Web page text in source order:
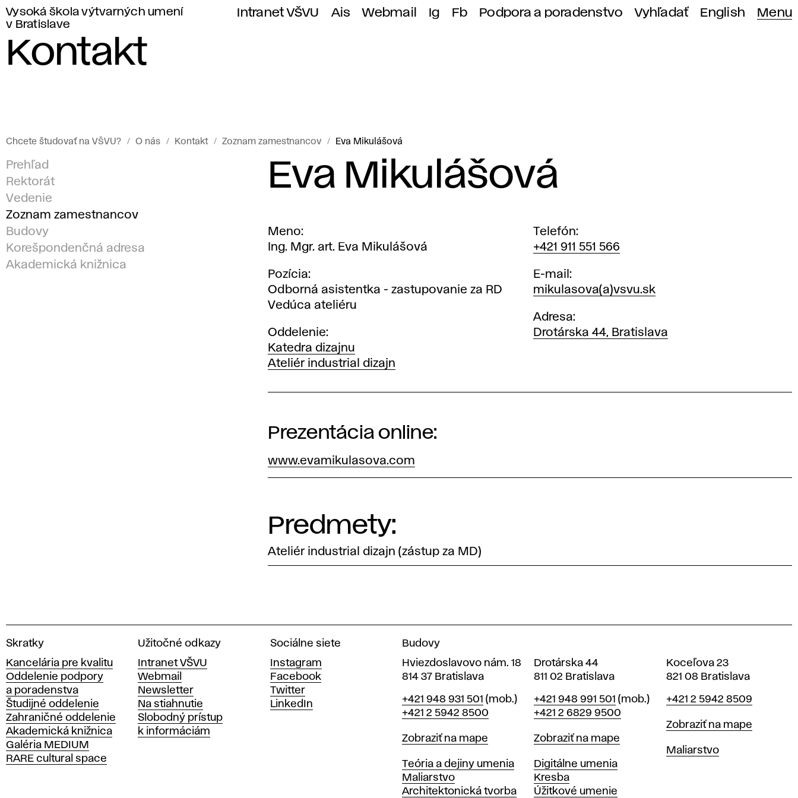
Vysoká škola výtvarných umení
v Bratislave
Intranet VŠVU Ais Webmail Ig Fb Podpora a poradenstvo Vyhľadať English Menu
Kontakt
Chcete študovať na VŠVU? O nás Kontakt Zoznam zamestnancov Eva Mikulášová
Prehľad
Rektorát
Vedenie
Zoznam zamestnancov
Budovy
Korešpondenčná adresa
Akademická knižnica
Eva Mikulášová
Meno
Ing. Mgr. art. Eva Mikulášová
Pozícia
Odborná asistentka - zastupovanie za RD
Vedúca ateliéru
Oddelenie
Katedra dizajnu
Ateliér industrial dizajn
Telefón
+421 911 551 566
E-mail
mikulasova(a)vsvu.sk
Adresa
Drotárska 44, Bratislava
Prezentácia online:
www.evamikulasova.com
Predmety:
Ateliér industrial dizajn (zástup za MD)
V
s
o
k
á
š
k
o
l
Skratky
Kancelária pre kvalitu
Oddelenie podpory
a poradenstva
Študijné oddelenie
Zahraničné oddelenie
Akademická knižnica
Galéria MEDIUM
RARE cultural space
Užitočné odkazy
Intranet VŠVU
Webmail
Newsletter
Na stiahnutie
Slobodný prístup
k informáciám
Sociálne siete
Instagram
Facebook
Twitter
LinkedIn
Budovy
Hviezdoslavovo nám. 18
814 37 Bratislava
Telefón
+421 948 931 501 (mob.)
+421 2 5942 8500
Mapa
Zobraziť na mape
Katedry
Teória a dejiny umenia
Maliarstvo
Architektonická tvorba
Drotárska 44
811 02 Bratislava
Telefón
+421 948 991 501 (mob.)
+421 2 6829 9500
Mapa
Zobraziť na mape
Katedry
Digitálne umenia
Kresba
Úžitkové umenie
Koceľova 23
821 08 Bratislava
Telefón
+421 2 5942 8509
Mapa
Zobraziť na mape
Katedry
Maliarstvo